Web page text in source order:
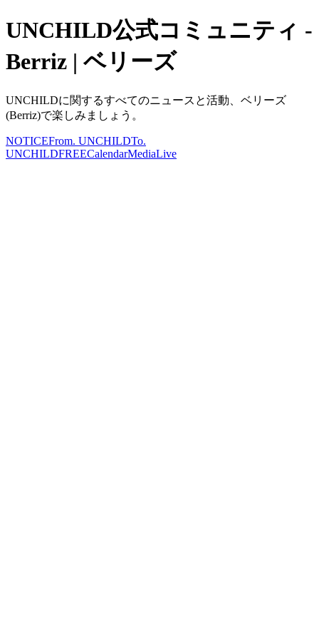
UNCHILD公式コミュニティ -
Berriz | ベリーズ
UNCHILDに関するすべてのニュースと活動、ベリーズ
(Berriz)で楽しみましょう。
NOTICEFrom. UNCHILDTo.
UNCHILDFREECalendarMediaLive